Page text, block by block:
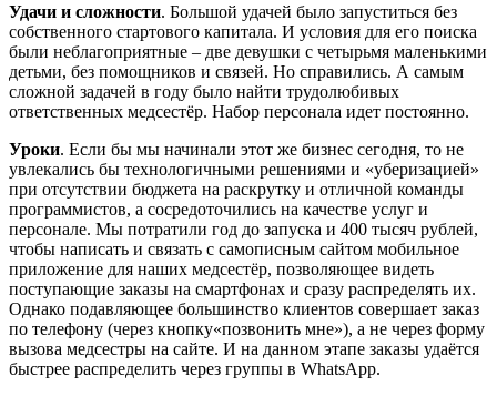
Удачи и сложности. Большой удачей было запуститься без
собственного стартового капитала. И условия для его поиска
были неблагоприятные – две девушки с четырьмя маленькими
детьми, без помощников и связей. Но справились. А самым
сложной задачей в году было найти трудолюбивых
ответственных медсестёр. Набор персонала идет постоянно.
Уроки. Если бы мы начинали этот же бизнес сегодня, то не
увлекались бы технологичными решениями и «уберизацией»
при отсутствии бюджета на раскрутку и отличной команды
программистов, а сосредоточились на качестве услуг и
персонале. Мы потратили год до запуска и 400 тысяч рублей,
чтобы написать и связать с самописным сайтом мобильное
приложение для наших медсестёр, позволяющее видеть
поступающие заказы на смартфонах и сразу распределять их.
Однако подавляющее большинство клиентов совершает заказ
по телефону (через кнопку«позвонить мне»), а не через форму
вызова медсестры на сайте. И на данном этапе заказы удаётся
быстрее распределить через группы в WhatsApp.